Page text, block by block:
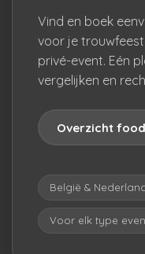
Vind en boek
voor je
privé-event. Eén
vergelijken en
Overzicht
België &
Voor elk type